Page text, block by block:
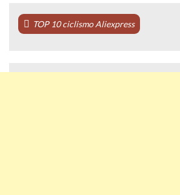
TOP 10 ciclismo Aliexpress